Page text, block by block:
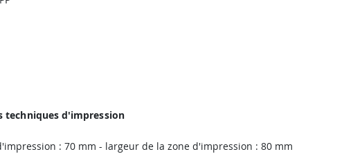
techniques d'impression
: 70 mm - largeur de la zone d'impression : 80 mm